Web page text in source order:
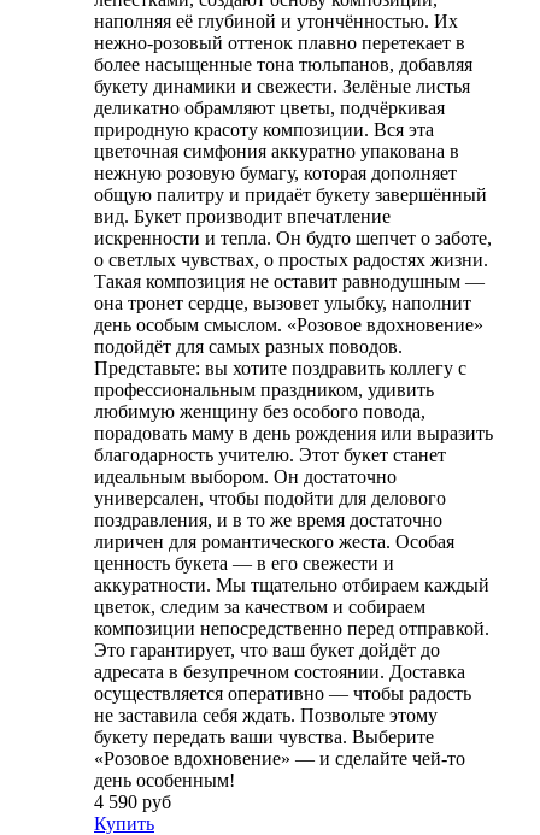
наполняя её глубиной и утончённостью. Их
нежно-розовый оттенок плавно перетекает в
более насыщенные тона тюльпанов, добавляя
букету динамики и свежести. Зелёные листья
деликатно обрамляют цветы, подчёркивая
природную красоту композиции. Вся эта
цветочная симфония аккуратно упакована в
нежную розовую бумагу, которая дополняет
общую палитру и придаёт букету завершённый
вид. Букет производит впечатление
искренности и тепла. Он будто шепчет о заботе,
о светлых чувствах, о простых радостях жизни.
Такая композиция не оставит равнодушным —
она тронет сердце, вызовет улыбку, наполнит
день особым смыслом. «Розовое вдохновение»
подойдёт для самых разных поводов.
Представьте: вы хотите поздравить коллегу с
профессиональным праздником, удивить
любимую женщину без особого повода,
порадовать маму в день рождения или выразить
благодарность учителю. Этот букет станет
идеальным выбором. Он достаточно
универсален, чтобы подойти для делового
поздравления, и в то же время достаточно
лиричен для романтического жеста. Особая
ценность букета — в его свежести и
аккуратности. Мы тщательно отбираем каждый
цветок, следим за качеством и собираем
композиции непосредственно перед отправкой.
Это гарантирует, что ваш букет дойдёт до
адресата в безупречном состоянии. Доставка
осуществляется оперативно — чтобы радость
не заставила себя ждать. Позвольте этому
букету передать ваши чувства. Выберите
«Розовое вдохновение» — и сделайте чей-то
день особенным!
4 590 руб
Купить